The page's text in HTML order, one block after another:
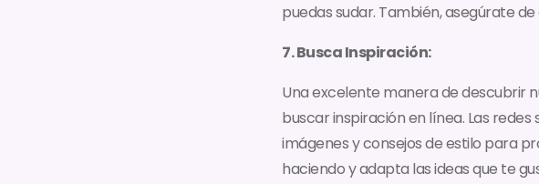
puedas sudar. También, asegúrate
7. Busca Inspiración:
Una excelente manera de descubrir
buscar inspiración en línea. Las
imágenes y consejos de estilo para
haciendo y adapta las ideas que te